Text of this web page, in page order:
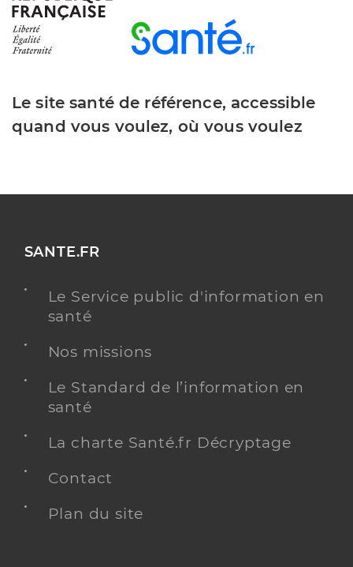
Le site santé de référence, accessible
quand vous voulez, où vous voulez
SANTE.FR
Le Service public d'information en
santé
Nos missions
Le Standard de l’information en
santé
La charte Santé.fr Décryptage
Contact
Plan du site